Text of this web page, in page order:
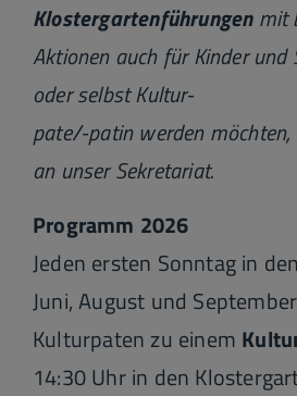
Klostergartenführungenmit
Aktionen auch für Kinder und
oder selbst Kultur-
pate/-patin werden möchten,
an unser Sekretariat.
Programm 2026
Jeden ersten Sonntag in
Juni, August und
Kulturpaten zu einem
14:30 Uhr in den